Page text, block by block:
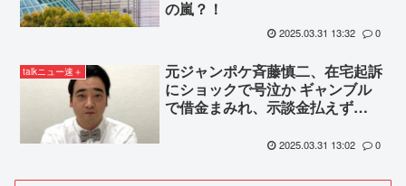
の嵐？！
2025.03.31 13:32 0
talkニュー速＋
元ジャンポケ斉藤慎二、在宅起訴
にショックで号泣か ギャンブル
で借金まみれ、示談金払えず…
2025.03.31 13:02 0